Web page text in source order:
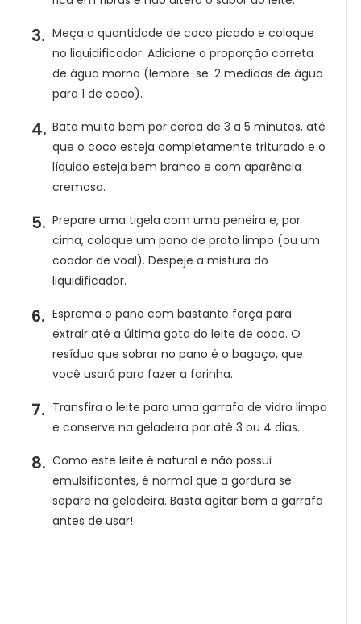
Receba
nossas
Receitas
WhatsApp!
r
Meça a quantidade de coco picado e coloque
no liquidificador. Adicione a proporção correta
de água morna (lembre-se: 2 medidas de água
para 1 de coco).
Bata muito bem por cerca de 3 a 5 minutos, até
que o coco esteja completamente triturado e o
líquido esteja bem branco e com aparência
cremosa.
Prepare uma tigela com uma peneira e, por
cima, coloque um pano de prato limpo (ou um
coador de voal). Despeje a mistura do
liquidificador.
Esprema o pano com bastante força para
extrair até a última gota do leite de coco. O
resíduo que sobrar no pano é o bagaço, que
você usará para fazer a farinha.
Transfira o leite para uma garrafa de vidro limpa
e conserve na geladeira por até 3 ou 4 dias.
Como este leite é natural e não possui
emulsificantes, é normal que a gordura se
separe na geladeira. Basta agitar bem a garrafa
antes de usar!